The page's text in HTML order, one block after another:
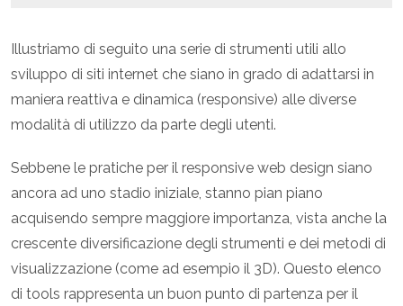
Illustriamo di seguito una serie di strumenti utili allo
sviluppo di siti internet che siano in grado di adattarsi in
maniera reattiva e dinamica (responsive) alle diverse
modalità di utilizzo da parte degli utenti.
Sebbene le pratiche per il responsive web design siano
ancora ad uno stadio iniziale, stanno pian piano
acquisendo sempre maggiore importanza, vista anche la
crescente diversificazione degli strumenti e dei metodi di
visualizzazione (come ad esempio il 3D). Questo elenco
di tools rappresenta un buon punto di partenza per il